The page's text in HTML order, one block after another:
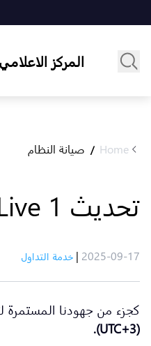
المركز الاعلامي
Home
/ صيانة النظام
تحديث MT4 Live 1: ضغط الأوامر
2025-09-17
| خدمة التداول
كجزء من جهودنا المستمرة
(UTC+3).